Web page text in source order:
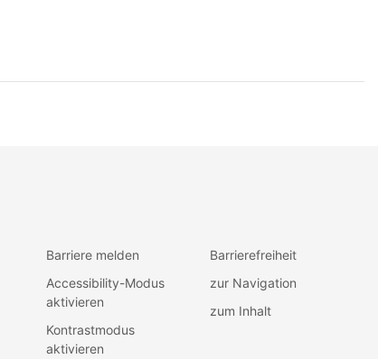
Barriere melden
Accessibility-Modus
aktivieren
Kontrastmodus
aktivieren
Barrierefreiheit
zur Navigation
zum Inhalt